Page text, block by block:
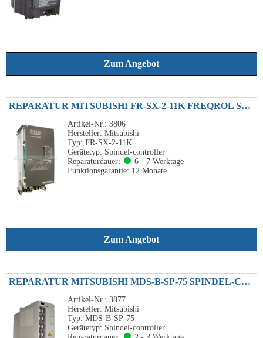
Zum Angebot
REPARATUR MITSUBISHI FR-SX-2-11K FREQROL SPINDELANTRIEB 11KW 200VAC
Artikel-Nr.: 3806
Hersteller: Mitsubishi
Typ: FR-SX-2-11K
Gerätetyp: Spindel-controller
Reparaturdauer:
6 - 7 Werktage
Funktionsgarantie: 12 Monate
Zum Angebot
REPARATUR MITSUBISHI MDS-B-SP-75 SPINDEL-CONTROLLER 7.5KW 200VAC
Artikel-Nr.: 3877
Hersteller: Mitsubishi
Typ: MDS-B-SP-75
Gerätetyp: Spindel-controller